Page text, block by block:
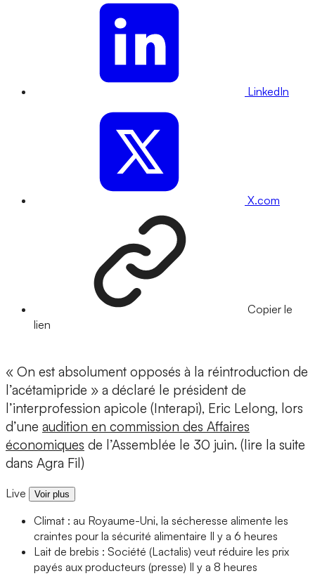
LinkedIn
X.com
Copier le
lien
« On est absolument opposés à la réintroduction de
l’acétamipride » a déclaré le président de
l’interprofession apicole (Interapi), Eric Lelong, lors
d’une audition en commission des Affaires
économiques de l’Assemblée le 30 juin. (lire la suite
dans Agra Fil)
Live Voir plus
Climat : au Royaume-Uni, la sécheresse alimente les
craintes pour la sécurité alimentaire Il y a 6 heures
Lait de brebis : Société (Lactalis) veut réduire les prix
payés aux producteurs (presse) Il y a 8 heures